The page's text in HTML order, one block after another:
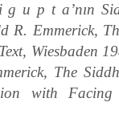
u p t a’nın
R. Emmerick,
Wiesbaden
The
with Facing